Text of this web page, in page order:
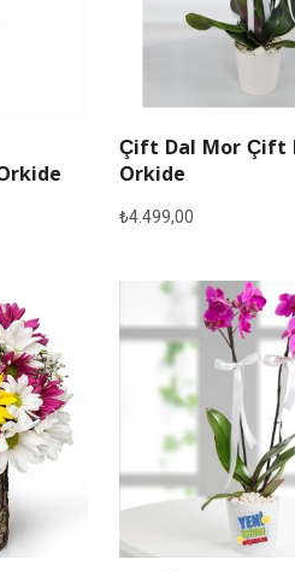
Çift Dal Mor Çift
Orkide
₺4.499,00